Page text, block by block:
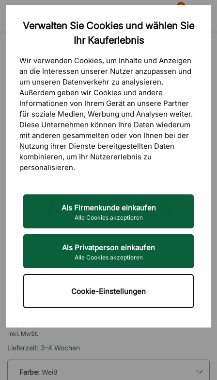
Verwalten Sie Cookies und wählen Sie
Ihr Kauferlebnis
Wir verwenden Cookies, um Inhalte und Anzeigen
an die Interessen unserer Nutzer anzupassen und
um unseren Datenverkehr zu analysieren.
Außerdem geben wir Cookies und andere
Informationen von Ihrem Gerät an unsere Partner
für soziale Medien, Werbung und Analysen weiter.
Diese Unternehmen können Ihre Daten wiederum
mit anderen gesammelten oder von Ihnen bei der
Nutzung ihrer Dienste bereitgestellten Daten
kombinieren, um Ihr Nutzererlebnis zu
personalisieren.
Als Firmenkunde einkaufen
Alle Cookies akzeptieren
Als Privatperson einkaufen
Alle Cookies akzeptieren
Cookie-Einstellungen
Suche
0
Warenkorb
Einrichtungsgegenstände Tischtennisplatte & Spiele
Tischtennistisch You & Me - Für
den Außenbereich
inkl. MwSt.
Lieferzeit: 3-4 Wochen
Farbe: Weiß